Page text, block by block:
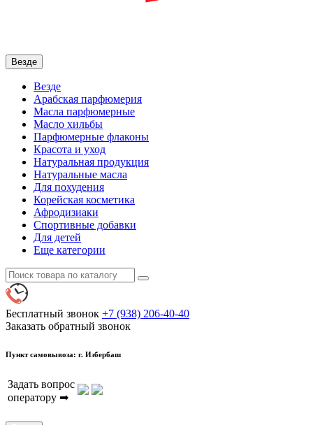
Везде
Везде
Арабская парфюмерия
Масла парфюмерные
Масло хильбы
Парфюмерные флаконы
Красота и уход
Натуральная продукция
Натуральные масла
Для похудения
Корейская косметика
Афродизиаки
Спортивные добавки
Для детей
Еще категории
Бесплатный звонок +7 (938) 206-40-40
Заказать обратный звонок
Пункт самовывоза: г. Избербаш
Задать вопрос
оператору ➡